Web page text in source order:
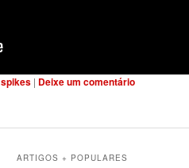
spikes | Deixe um comentário
ARTIGOS + POPULARES